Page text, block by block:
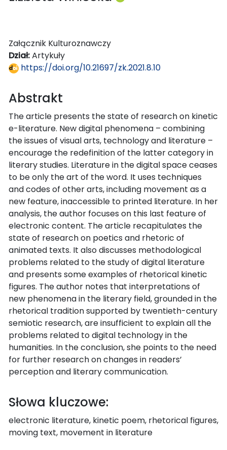
Załącznik Kulturoznawczy
Dział:Artykuły
https://doi.org/10.21697/zk.2021.8.10
Abstrakt
The article presents the state of research on kinetic
e-literature. New digital phenomena – combining
the issues of visual arts, technology and literature –
encourage the redefinition of the latter category in
literary studies. Literature in the digital space ceases
to be only the art of the word. It uses techniques
and codes of other arts, including movement as a
new feature, inaccessible to printed literature. In her
analysis, the author focuses on this last feature of
electronic content. The article recapitulates the
state of research on poetics and rhetoric of
animated texts. It also discusses methodological
problems related to the study of digital literature
and presents some examples of rhetorical kinetic
figures. The author notes that interpretations of
new phenomena in the literary field, grounded in the
rhetorical tradition supported by twentieth-century
semiotic research, are insufficient to explain all the
problems related to digital technology in the
humanities. In the conclusion, she points to the need
for further research on changes in readers’
perception and literary communication.
Słowa kluczowe:
electronic literature, kinetic poem, rhetorical figures,
moving text, movement in literature